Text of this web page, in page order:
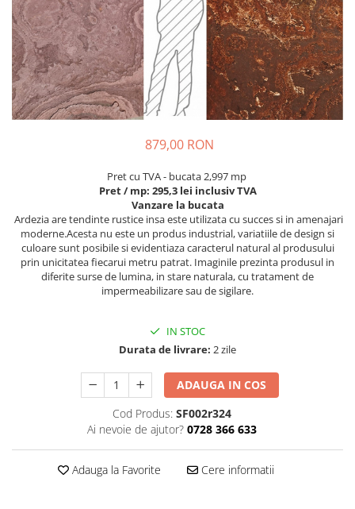
879,00 RON
Pret cu TVA - bucata 2,997 mp
Pret / mp: 295,3 lei inclusiv TVA
Vanzare la bucata
Ardezia are tendinte rustice insa este utilizata cu succes si in amenajari
moderne.Acesta nu este un produs industrial, variatiile de design si
culoare sunt posibile si evidentiaza caracterul natural al produsului
prin unicitatea fiecarui metru patrat. Imaginile prezinta produsul in
diferite surse de lumina, in stare naturala, cu tratament de
impermeabilizare sau de sigilare.
IN STOC
Durata de livrare: 2 zile
ADAUGA IN COS
Cod Produs: SF002r324
Ai nevoie de ajutor? 0728 366 633
Adauga la Favorite Cere informatii